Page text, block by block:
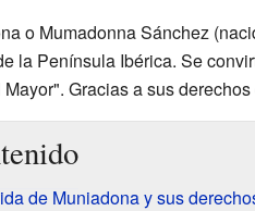
o Mumadonna Sánchez
la Península Ibérica. Se
Gracias a sus
de Muniadona y sus